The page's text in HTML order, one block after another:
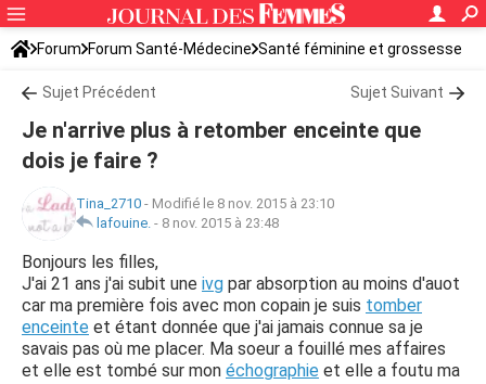
Forum Forum Santé-Médecine Santé féminine et grossesse
Tomber enceinte
Sujet Précédent Sujet Suivant
Je n'arrive plus à retomber enceinte que
dois je faire ?
Tina_2710 - Modifié le 8 nov. 2015 à 23:10
lafouine. - 8 nov. 2015 à 23:48
Bonjours les filles,
J'ai 21 ans j'ai subit une ivg par absorption au moins d'auot
car ma première fois avec mon copain je suis tomber
enceinte et étant donnée que j'ai jamais connue sa je
savais pas où me placer. Ma soeur a fouillé mes affaires
et elle est tombé sur mon échographie et elle a foutu ma